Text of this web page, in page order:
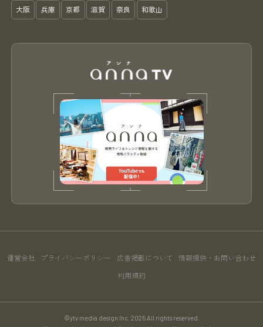
大阪 兵庫 京都 滋賀 奈良 和歌山
運営会社 プライバシーポリシー 広告掲載について 情報提供・お問い合わせ
利用規約
©ytv media design Inc. 2025 All rights reserved.